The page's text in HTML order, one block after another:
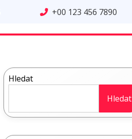
+00 123 456 7890
Hledat
Hledat